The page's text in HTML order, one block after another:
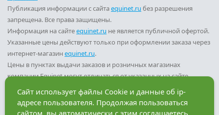
Публикация информации с сайтаequinet.ru без разрешения
запрещена. Все права защищены.
Информация на сайтеequinet.ru не является публичной офертой.
Указанные цены действуют только при оформлении заказа через
интернет-магазин equinet.ru.
Цены в пунктах выдачи заказов и розничных магазинах
компании Equinet могут отличаться от указанных на сайте.
Вы принимаете условия
политики конфиденциальности
пользовательского соглашения
каждый раз, когда оставляете
свои данные в любой форме обратной связи на сайте
Сайт использует файлы Cookie и данные об ip-
адресе пользователя. Продолжая пользоваться
сайтом, вы автоматически с этим соглашаетесь.